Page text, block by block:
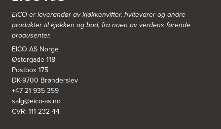
EICO er leverandør av kjøkkenvifter, hvitevarer og andre
produkter til kjøkken og bad, fra noen av verdens førende
produsenter.
EICO AS Norge
Østergade 118
Postbox 175
DK-9700 Brønderslev
+47 21 935 359
salg@eico-as.no
CVR: 111 232 44